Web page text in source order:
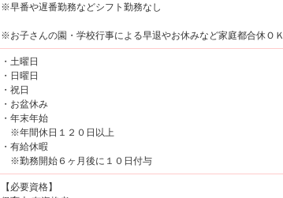
※早番や遅番勤務などシフト勤務なし
※お子さんの園・学校行事による早退やお休みなど家庭都合休ＯＫ
・土曜日
・日曜日
・祝日
・お盆休み
・年末年始
※年間休日１２０日以上
・有給休暇
※勤務開始６ヶ月後に１０日付与
【必要資格】